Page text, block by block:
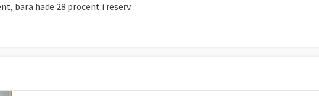
bara hade 28 procent i reserv.